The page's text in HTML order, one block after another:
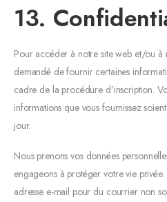
13.
Pour accéder à notre site web et/ou à
demandé de fournir certaines
cadre de la procédure d’inscription.
informations que vous fournissez
jour.
Nous prenons vos données
engageons à protéger votre vie privée.
adresse e-mail pour du courrier non